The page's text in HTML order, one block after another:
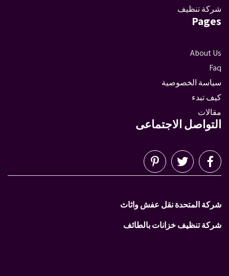
شركة تنظيف
Pages
About Us
Faq
سياسة الخصوصية
كيف تبدء
مقالات
التواصل الاجتماعى
شركة المتحدة نقل عفش واثاث
شركة تنظيف خزانات بالطائف